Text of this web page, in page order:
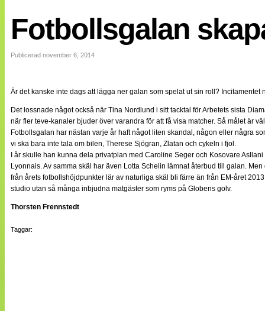
Landslaget
EM 2013
Internationellt
Bildreportage
Webb-TV
Cuper
Medlemsbilder
Till klubbkassan
NÄTverket
Split vision
Annonsera
Statistik
Tipsa Damfotboll
Fotbollsgalan
Publicerad november 6, 2014
Är det kanske inte dags att lägga ner galan som spelat ut sin roll?
Det lossnade något också när Tina Nordlund i sitt tacktal för Arbetets sista
när fler teve-kanaler bjuder över varandra för att få visa matcher. Så målet är
Fotbollsgalan har nästan varje år haft något liten skandal, någon eller några
vi ska bara inte tala om bilen, Therese Sjögran, Zlatan och cykeln i fjol.
I år skulle han kunna dela privatplan med Caroline Seger och Kosovare
Lyonnais. Av samma skäl har även Lotta Schelin lämnat återbud till galan.
från årets fotbollshöjdpunkter lär av naturliga skäl bli färre än från EM-året
studio utan så många inbjudna matgäster som ryms på Globens golv.
Thorsten Frennstedt
Taggar: